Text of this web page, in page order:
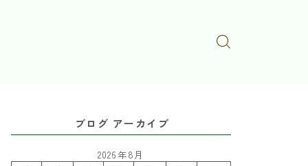
ブログ アーカイブ
2026年8月